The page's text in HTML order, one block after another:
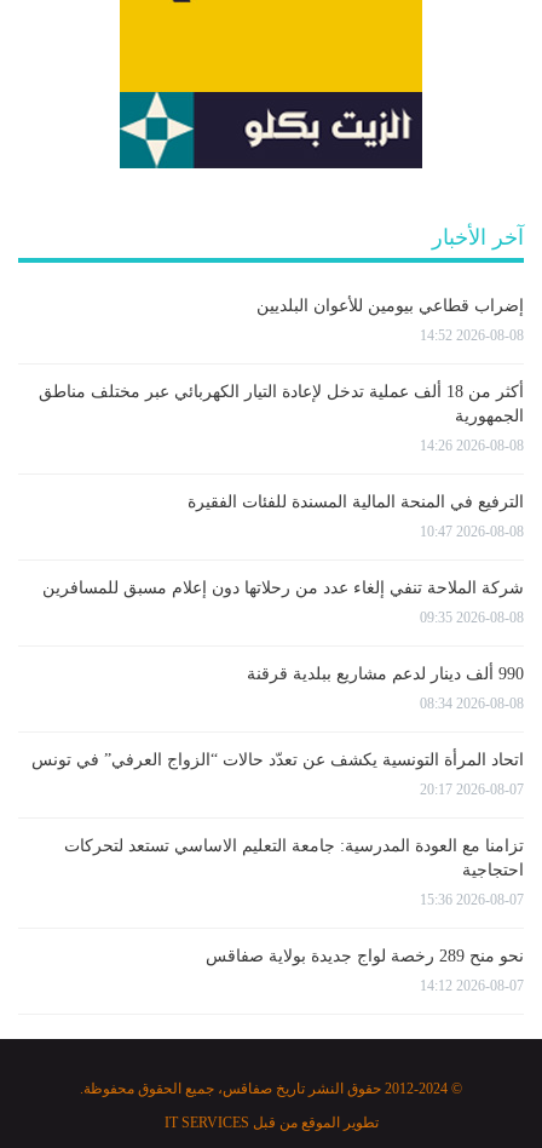
آخر الأخبار
إضراب قطاعي بيومين للأعوان البلديين
2026-08-08 14:52
أكثر من 18 ألف عملية تدخل لإعادة التيار الكهربائي عبر مختلف مناطق
الجمهورية
2026-08-08 14:26
الترفيع في المنحة المالية المسندة للفئات الفقيرة
2026-08-08 10:47
شركة الملاحة تنفي إلغاء عدد من رحلاتها دون إعلام مسبق للمسافرين
2026-08-08 09:35
990 ألف دينار لدعم مشاريع ببلدية قرقنة
2026-08-08 08:34
اتحاد المرأة التونسية يكشف عن تعدّد حالات “الزواج العرفي” في تونس
2026-08-07 20:17
تزامنا مع العودة المدرسية: جامعة التعليم الاساسي تستعد لتحركات
احتجاجية
2026-08-07 15:36
نحو منح 289 رخصة لواج جديدة بولاية صفاقس
2026-08-07 14:12
© 2012-2024 حقوق النشر تاريخ صفاقس، جميع الحقوق محفوظة.
تطوير الموقع من قبل IT SERVICES